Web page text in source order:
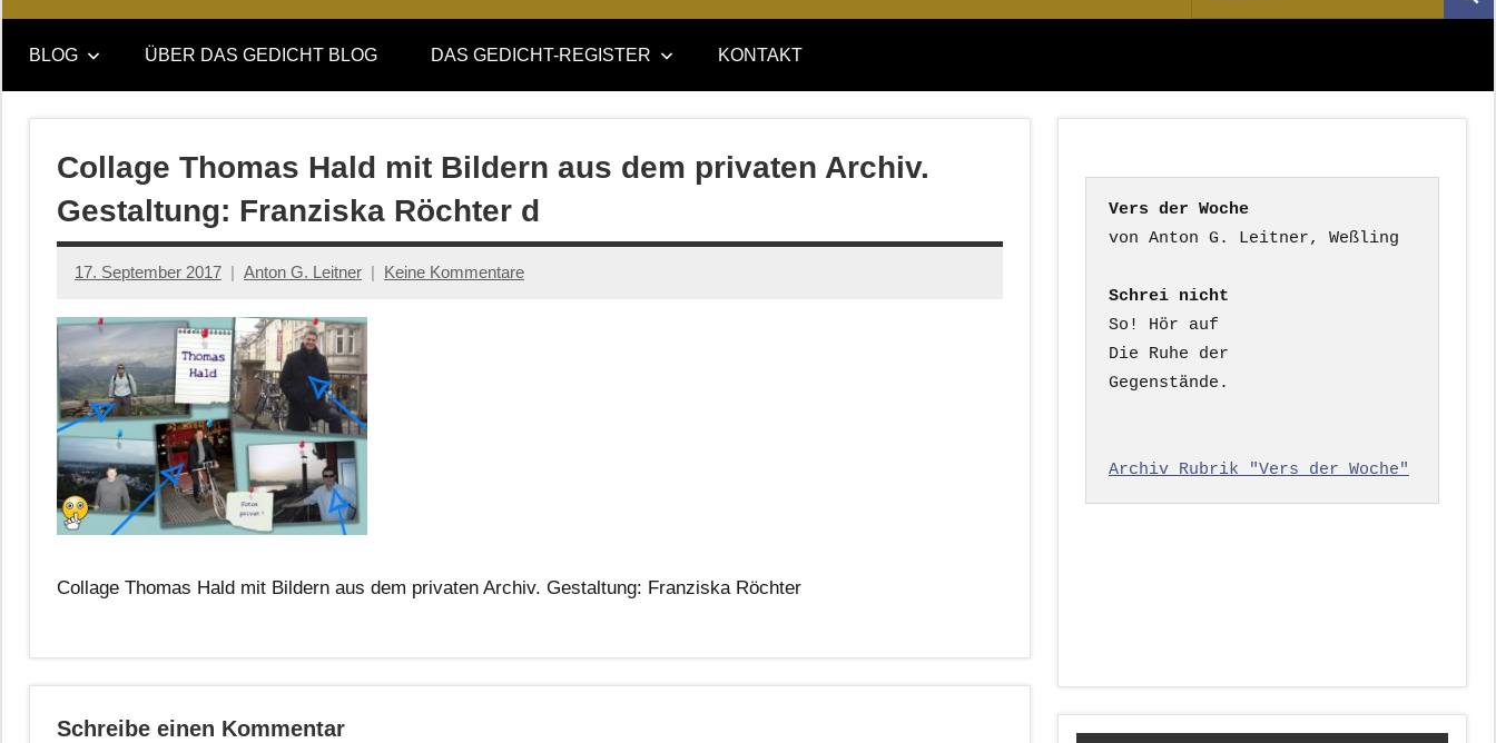
DAS
GEDICHT
blog
DAS
GEDICHT.
Zeitschrift
nach:
BLOG ÜBER DAS GEDICHT BLOG DAS GEDICHT-REGISTER KONTAKT
Collage Thomas Hald mit Bildern aus dem privaten Archiv.
Gestaltung: Franziska Röchter d
17. September 2017 Anton G. Leitner Keine Kommentare
Collage Thomas Hald mit Bildern aus dem privaten Archiv. Gestaltung: Franziska Röchter
Schreibe einen Kommentar
Vers der Woche
Schrei nicht
So! Hör auf
Die Ruhe der
Gegenstände.
Archiv Rubrik "Vers der Woche"